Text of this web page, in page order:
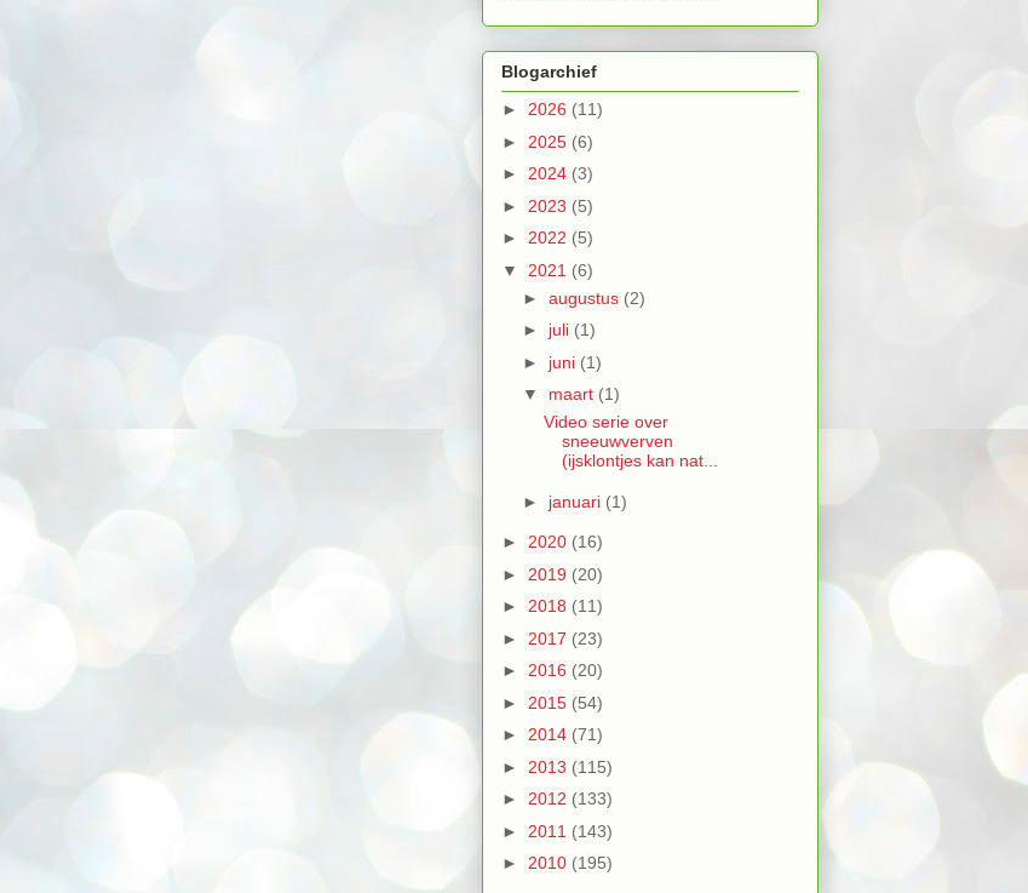
Blogarchief
► 2026 (11)
► 2025 (6)
► 2024 (3)
► 2023 (5)
► 2022 (5)
▼ 2021 (6)
► augustus (2)
► juli (1)
► juni (1)
▼ maart (1)
Video serie over
sneeuwverven
(ijsklontjes kan nat...
► januari (1)
► 2020 (16)
► 2019 (20)
► 2018 (11)
► 2017 (23)
► 2016 (20)
► 2015 (54)
► 2014 (71)
► 2013 (115)
► 2012 (133)
► 2011 (143)
► 2010 (195)